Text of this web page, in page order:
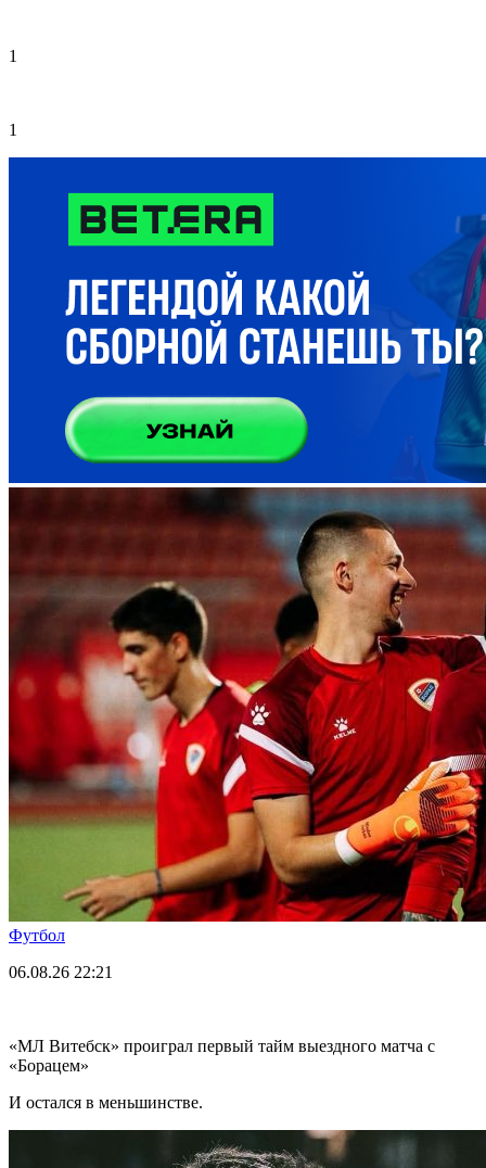
1
1
Футбол
06.08.26 22:21
«МЛ Витебск» проиграл первый тайм выездного матча с
«Борацем»
И остался в меньшинстве.